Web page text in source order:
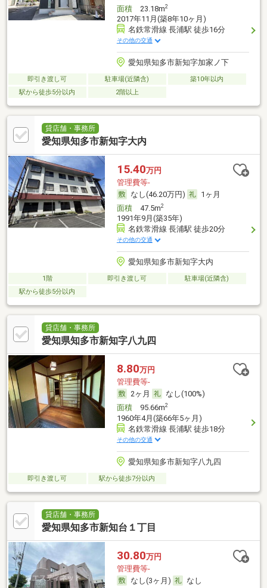
面積23.18m2
2017年11月(築8年10ヶ月)
名鉄常滑線 長浦駅 徒歩16分
その他の交通
愛知県知多市新知字加家ノ下
即引き渡し可 駐車場(近隣含)
築10年以内
駅から徒歩5分以内
2階以上
貸店舗・事務所
愛知県知多市新知字大内
15.40万円
管理費等-
なし(46.20万円)
1ヶ月
面積47.5m2
1991年9月(築35年)
名鉄常滑線 長浦駅 徒歩20分
その他の交通
愛知県知多市新知字大内
1階 即引き渡し可
駐車場(近隣含)
駅から徒歩5分以内
貸店舗・事務所
愛知県知多市新知字八九四
8.80万円
管理費等-
2ヶ月
なし(100%)
面積95.66m2
1960年4月(築66年5ヶ月)
名鉄常滑線 長浦駅 徒歩18分
その他の交通
愛知県知多市新知字八九四
即引き渡し可 駅から徒歩7分以内
貸店舗・事務所
愛知県知多市新知台１丁目
30.80万円
管理費等-
なし(3ヶ月)
なし